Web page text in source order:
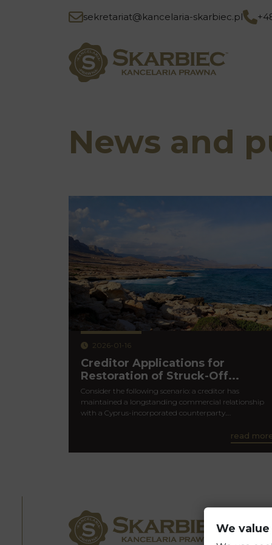
sekretariat@kancelaria-skarbiec.pl
News and
2026-01-16
Creditor Applications for
Restoration of Struck-Off...
Consider the following scenario: a creditor has
maintained a longstanding commercial relationship
with a Cyprus-incorporated counterparty.…
read
We